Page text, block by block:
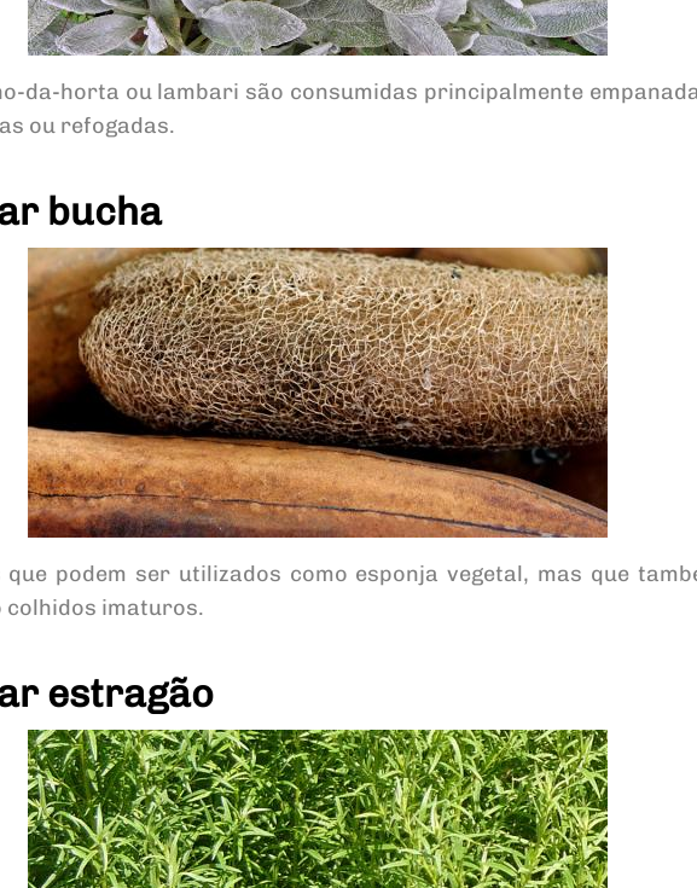
da-horta ou lambari são consumidas principalmente
ou refogadas.
bucha
podem ser utilizados como esponja vegetal, mas que
colhidos imaturos.
estragão